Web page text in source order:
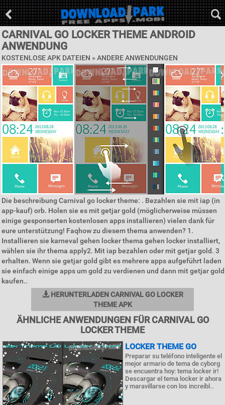
CARNIVAL GO LOCKER THEME ANDROID
ANWENDUNG
KOSTENLOSE APK DATEIEN » ANDERE ANWENDUNGEN
Die beschreibung Carnival go locker theme: . Bezahlen sie mit iap (in
app-kauf) orb. Holen sie es mit getjar gold (möglicherweise müssen
einige gesponserten kostenlosen apps installieren) vielen dank für
eure unterstützung! Faqhow zu diesem thema anwenden? 1.
Installieren sie karneval gehen locker thema gehen locker installiert,
wählen sie ihr thema apply2. Mit iap bezahlen oder mit getjar gold. 3
erhalten. Wenn sie getjar gold gibt es mehrere apps aufgeführt laden
sie einfach einige apps um gold zu verdienen und dann mit getjar gold
kaufen..
HERUNTERLADEN CARNIVAL GO LOCKER
THEME APK
ÄHNLICHE ANWENDUNGEN FÜR CARNIVAL GO
LOCKER THEME
LOCKER THEME GO
Preparar su teléfono inteligente el
mejor armario de tema de cyborg
se encuentra hoy: tema locker ir!
Descargar el tema locker ir ahora
y maravillarse con los increíbl..